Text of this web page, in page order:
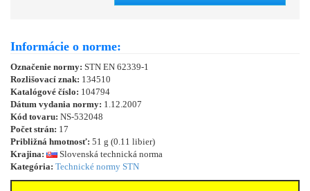
Informácie o norme:
Označenie normy: STN EN 62339-1
Rozlišovací znak: 134510
Katalógové číslo: 104794
Dátum vydania normy: 1.12.2007
Kód tovaru: NS-532048
Počet strán: 17
Približná hmotnosť: 51 g (0.11 libier)
Krajina:
Slovenská technická norma
Kategória: Technické normy STN